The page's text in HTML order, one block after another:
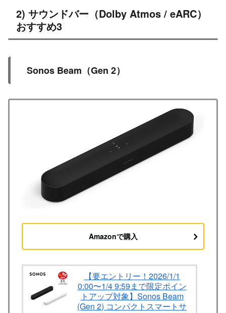
2) サウンドバー（Dolby Atmos / eARC）
おすすめ3
Sonos Beam（Gen 2）
Amazonで購入
【要エントリー！2026/1/1
0:00〜1/4 9:59まで限定ポイン
トアップ対象】Sonos Beam
(Gen 2) コンパクトスマートサ